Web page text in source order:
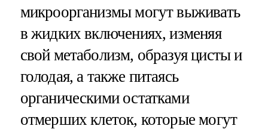
микроорганизмы могут выживать
в жидких включениях, изменяя
свой метаболизм, образуя цисты и
голодая, а также питаясь
органическими остатками
отмерших клеток, которые могут